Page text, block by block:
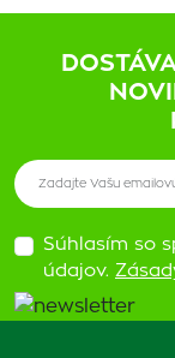
Súhlasím so
údajov.